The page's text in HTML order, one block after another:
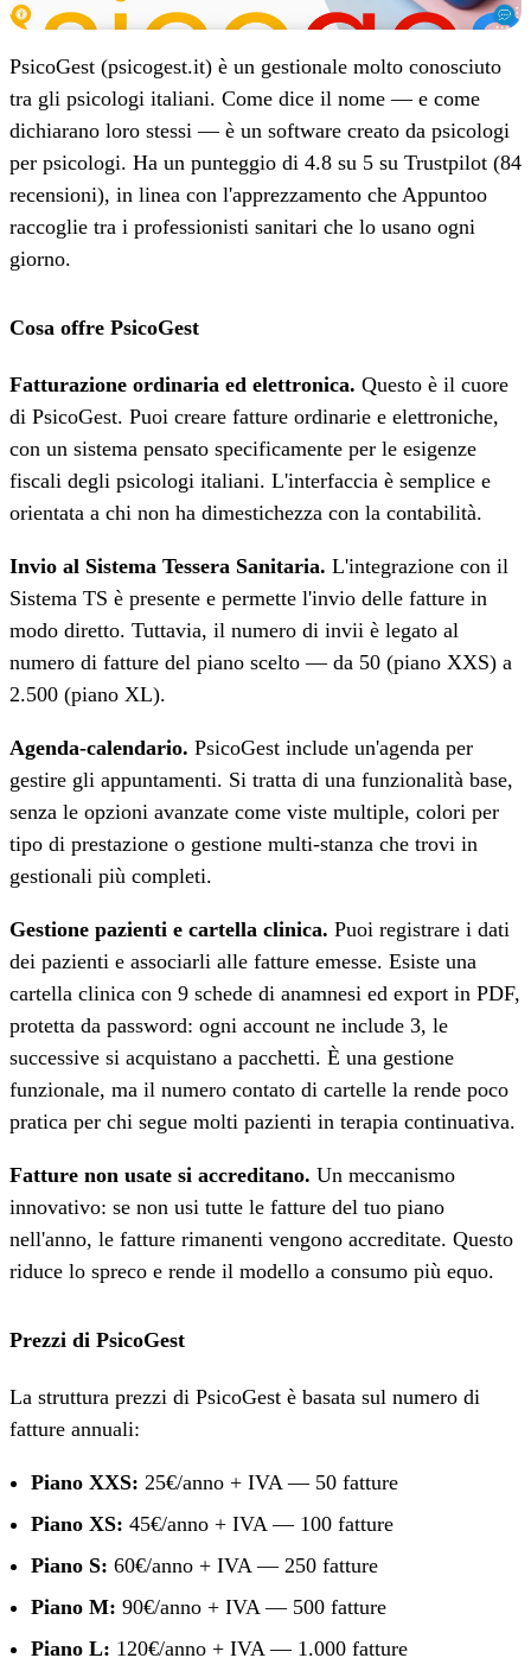
PsicoGest (psicogest.it) è un gestionale molto conosciuto
tra gli psicologi italiani. Come dice il nome — e come
dichiarano loro stessi — è un software creato da psicologi
per psicologi. Ha un punteggio di 4.8 su 5 su Trustpilot (84
recensioni), in linea con l'apprezzamento che Appuntoo
raccoglie tra i professionisti sanitari che lo usano ogni
giorno.
Cosa offre PsicoGest
Fatturazione ordinaria ed elettronica. Questo è il cuore
di PsicoGest. Puoi creare fatture ordinarie e elettroniche,
con un sistema pensato specificamente per le esigenze
fiscali degli psicologi italiani. L'interfaccia è semplice e
orientata a chi non ha dimestichezza con la contabilità.
Invio al Sistema Tessera Sanitaria. L'integrazione con il
Sistema TS è presente e permette l'invio delle fatture in
modo diretto. Tuttavia, il numero di invii è legato al
numero di fatture del piano scelto — da 50 (piano XXS) a
2.500 (piano XL).
Agenda-calendario. PsicoGest include un'agenda per
gestire gli appuntamenti. Si tratta di una funzionalità base,
senza le opzioni avanzate come viste multiple, colori per
tipo di prestazione o gestione multi-stanza che trovi in
gestionali più completi.
Gestione pazienti e cartella clinica. Puoi registrare i dati
dei pazienti e associarli alle fatture emesse. Esiste una
cartella clinica con 9 schede di anamnesi ed export in PDF,
protetta da password: ogni account ne include 3, le
successive si acquistano a pacchetti. È una gestione
funzionale, ma il numero contato di cartelle la rende poco
pratica per chi segue molti pazienti in terapia continuativa.
Fatture non usate si accreditano. Un meccanismo
innovativo: se non usi tutte le fatture del tuo piano
nell'anno, le fatture rimanenti vengono accreditate. Questo
riduce lo spreco e rende il modello a consumo più equo.
Prezzi di PsicoGest
La struttura prezzi di PsicoGest è basata sul numero di
fatture annuali:
Piano XXS: 25€/anno + IVA — 50 fatture
Piano XS: 45€/anno + IVA — 100 fatture
Piano S: 60€/anno + IVA — 250 fatture
Piano M: 90€/anno + IVA — 500 fatture
Piano L: 120€/anno + IVA — 1.000 fatture